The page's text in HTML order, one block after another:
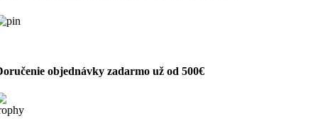
objednávky zadarmo už od 500€